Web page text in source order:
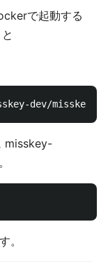
で起動する
misskey-
。